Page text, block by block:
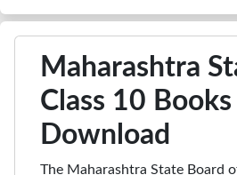
Maharashtra
Class 10
Download
The Maharashtra State Board